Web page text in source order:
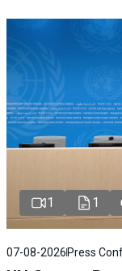
1 1
07-08-2026 Press